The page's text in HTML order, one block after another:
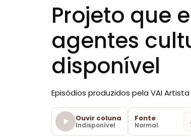
Projeto que
agentes
disponível
Episódios produzidos pela VAI
Ouvir coluna
Indisponível
Fonte
Normal